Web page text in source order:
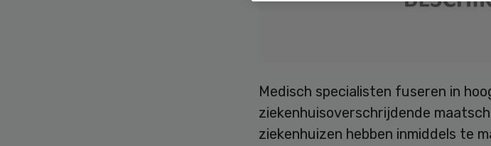
Medisch specialisten fuseren in
ziekenhuisoverschrijdende
ziekenhuizen hebben inmiddels te